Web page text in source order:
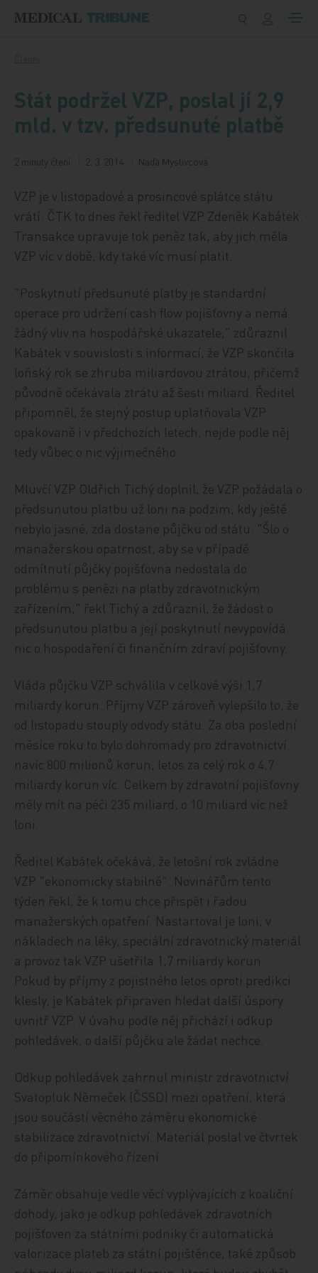
Stát podržel VZP, poslal jí 2,9
mld. v tzv. předsunuté platbě
2 minuty čtení 2. 3. 2014 Naďa Myslivcová
VZP je v listopadové a prosincové splátce státu
vrátí. ČTK to dnes řekl ředitel VZP Zdeněk Kabátek.
Transakce upravuje tok peněz tak, aby jich měla
VZP víc v době, kdy také víc musí platit.
"Poskytnutí předsunuté platby je standardní
operace pro udržení cash flow pojišťovny a nemá
žádný vliv na hospodářské ukazatele," zdůraznil
Kabátek v souvislosti s informací, že VZP skončila
loňský rok se zhruba miliardovou ztrátou, přičemž
původně očekávala ztrátu až šesti miliard. Ředitel
připomněl, že stejný postup uplatňovala VZP
opakovaně i v předchozích letech, nejde podle něj
tedy vůbec o nic výjimečného.
Mluvčí VZP Oldřich Tichý doplnil, že VZP požádala o
předsunutou platbu už loni na podzim, kdy ještě
nebylo jasné, zda dostane půjčku od státu. "Šlo o
manažerskou opatrnost, aby se v případě
odmítnutí půjčky pojišťovna nedostala do
problému s penězi na platby zdravotnickým
zařízením," řekl Tichý a zdůraznil, že žádost o
předsunutou platbu a její poskytnutí nevypovídá
nic o hospodaření či finančním zdraví pojišťovny.
Vláda půjčku VZP schválila v celkové výši 1,7
miliardy korun. Příjmy VZP zároveň vylepšilo to, že
od listopadu stouply odvody státu. Za oba poslední
měsíce roku to bylo dohromady pro zdravotnictví
navíc 800 milionů korun, letos za celý rok o 4,7
miliardy korun víc. Celkem by zdravotní pojišťovny
měly mít na péči 235 miliard, o 10 miliard víc než
loni.
Ředitel Kabátek očekává, že letošní rok zvládne
VZP "ekonomicky stabilně". Novinářům tento
týden řekl, že k tomu chce přispět i řadou
manažerských opatření. Nastartoval je loni, v
nákladech na léky, speciální zdravotnický materiál
a provoz tak VZP ušetřila 1,7 miliardy korun.
Pokud by příjmy z pojistného letos oproti predikci
klesly, je Kabátek připraven hledat další úspory
uvnitř VZP. V úvahu podle něj přichází i odkup
pohledávek, o další půjčku ale žádat nechce.
Odkup pohledávek zahrnul ministr zdravotnictví
Svatopluk Němeček (ČSSD) mezi opatření, která
jsou součástí věcného záměru ekonomické
stabilizace zdravotnictví. Materiál poslal ve čtvrtek
do připomínkového řízení.
Záměr obsahuje vedle věcí vyplývajících z koaliční
dohody, jako je odkup pohledávek zdravotních
pojišťoven za státními podniky či automatická
valorizace plateb za státní pojištěnce, také způsob